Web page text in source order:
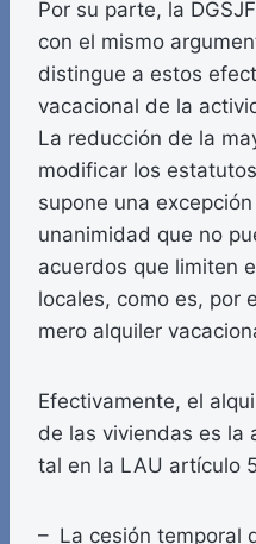
Por su parte, la
con el mismo
distingue a estos
vacacional de la
La reducción de la
modificar los
supone una
unanimidad que no
acuerdos que limiten
locales, como es, por
mero alquiler
Efectivamente, el
de las viviendas es la
tal en la LAU artículo
– La cesión temporal